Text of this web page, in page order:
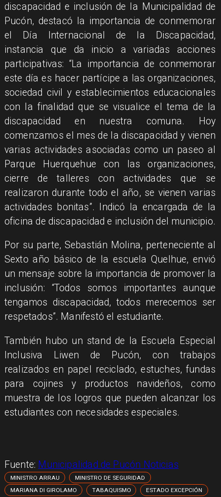
discapacidad e inclusión de la Municipalidad de
Pucón, destacó la importancia de conmemorar
el Día Internacional de la Discapacidad,
instancia que da inicio a variadas acciones
participativas: “La importancia de conmemorar
este día es hacer partícipe a las organizaciones,
sociedad civil y establecimientos educacionales
con la finalidad que se visualice el tema de la
discapacidad en nuestra comuna. Hoy
comenzamos el mes de la discapacidad y vienen
varias actividades asociadas como un paseo al
Parque Huerquehue con las organizaciones,
cierre de talleres con actividades que se
realizaron durante todo el año, se vienen varias
actividades bonitas”. Indicó la encargada de la
oficina de discapacidad e inclusión del municipio.
Por su parte, Sebastián Molina, perteneciente al
Sexto año básico de la escuela Quelhue, envió
un mensaje sobre la importancia de promover la
inclusión: “Todos somos importantes aunque
tengamos discapacidad, todos merecemos ser
respetados”. Manifestó el estudiante.
También hubo un stand de la Escuela Especial
Inclusiva Liwen de Pucón, con trabajos
realizados en papel reciclado, estuches, fundas
para cojines y productos navideños, como
muestra de los logros que pueden alcanzar los
estudiantes con necesidades especiales.
Fuente: Municipalidad de Pucón Noticias
MINISTRO ARRAU
MINISTRO DE SEGURIDAD
MARIANA DI GIROLAMO
TABAQUISMO ESTADO EXCEPCIÓN